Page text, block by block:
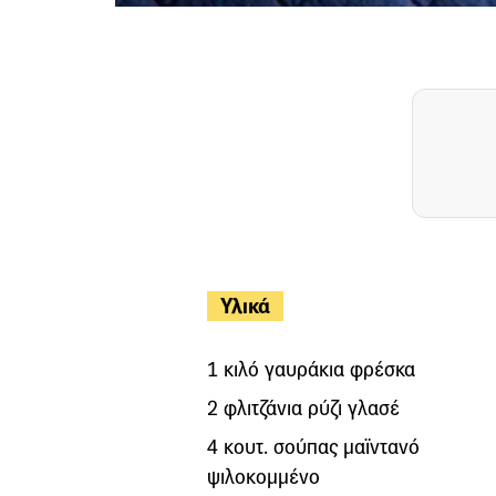
Υλικά
1 κιλό γαυράκια φρέσκα
2 φλιτζάνια ρύζι γλασέ
4 κουτ. σούπας μαϊντανό
ψιλοκομμένο